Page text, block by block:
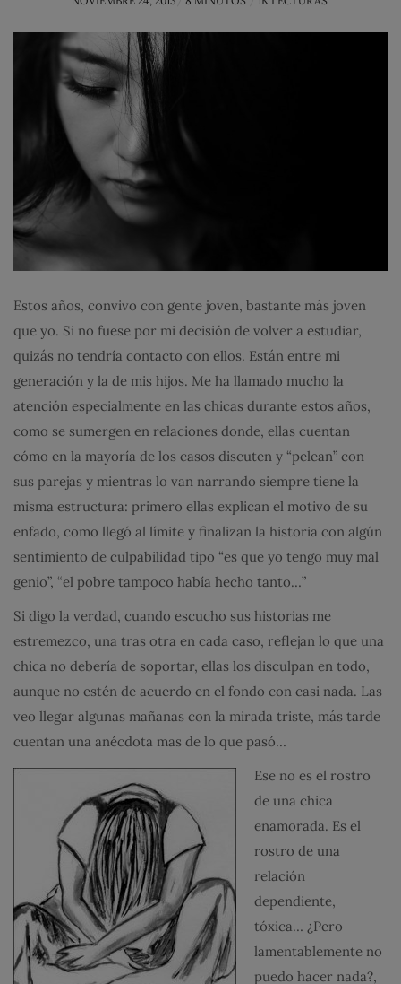
Estos años, convivo con gente joven, bastante más joven
que yo. Si no fuese por mi decisión de volver a estudiar,
quizás no tendría contacto con ellos. Están entre mi
generación y la de mis hijos. Me ha llamado mucho la
atención especialmente en las chicas durante estos años,
como se sumergen en relaciones donde, ellas cuentan
cómo en la mayoría de los casos discuten y “pelean” con
sus parejas y mientras lo van narrando siempre tiene la
misma estructura: primero ellas explican el motivo de su
enfado, como llegó al límite y finalizan la historia con algún
sentimiento de culpabilidad tipo “es que yo tengo muy mal
genio”, “el pobre tampoco había hecho tanto…”
Si digo la verdad, cuando escucho sus historias me
estremezco, una tras otra en cada caso, reflejan lo que una
chica no debería de soportar, ellas los disculpan en todo,
aunque no estén de acuerdo en el fondo con casi nada. Las
veo llegar algunas mañanas con la mirada triste, más tarde
cuentan una anécdota mas de lo que pasó…
Ese no es el rostro
de una chica
enamorada. Es el
rostro de una
relación
dependiente,
tóxica… ¿Pero
lamentablemente no
puedo hacer nada?,